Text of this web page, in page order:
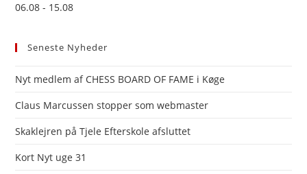
06.08 - 15.08
Seneste Nyheder
Nyt medlem af CHESS BOARD OF FAME i Køge
Claus Marcussen stopper som webmaster
Skaklejren på Tjele Efterskole afsluttet
Kort Nyt uge 31